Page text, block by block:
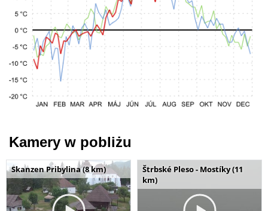
Kamery w pobliżu
Skanzen Pribylina (8 km)
Štrbské Pleso - Mostíky (11
km)